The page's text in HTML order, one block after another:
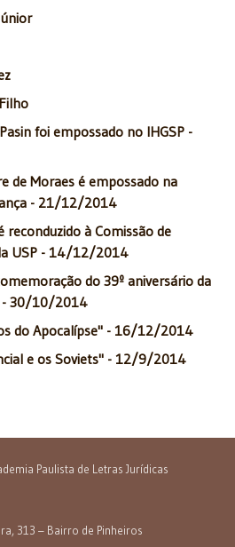
foi empossado no IHGSP -
de Moraes é empossado na
- 21/12/2014
reconduzido à Comissão de
USP - 14/12/2014
do 39º aniversário da
- 30/10/2014
do Apocalípse" - 16/12/2014
e os Soviets" - 12/9/2014
Paulista de Letras Jurídicas
313 – Bairro de Pinheiros